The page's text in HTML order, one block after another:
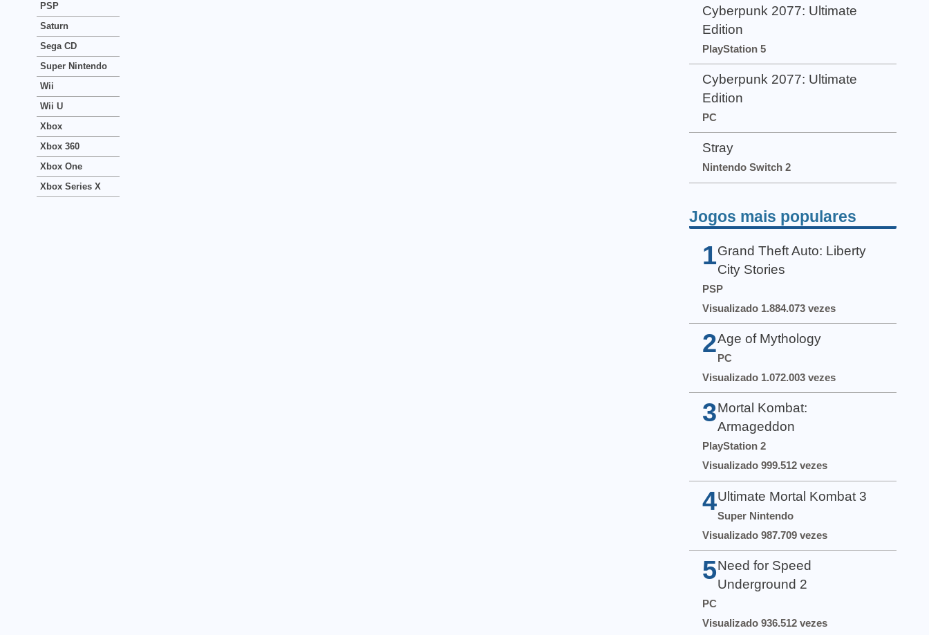
PSP
Saturn
Sega CD
Super Nintendo
Wii
Wii U
Xbox
Xbox 360
Xbox One
Xbox Series X
Cyberpunk 2077: Ultimate
Edition
PlayStation 5
Cyberpunk 2077: Ultimate
Edition
PC
Stray
Nintendo Switch 2
Jogos mais populares
1 Grand Theft Auto: Liberty
City Stories
PSP
Visualizado 1.884.073 vezes
2Age of Mythology
PC
Visualizado 1.072.003 vezes
3 Mortal Kombat:
Armageddon
PlayStation 2
Visualizado 999.512 vezes
4 Ultimate Mortal Kombat 3
Super Nintendo
Visualizado 987.709 vezes
5 Need for Speed
Underground 2
PC
Visualizado 936.512 vezes